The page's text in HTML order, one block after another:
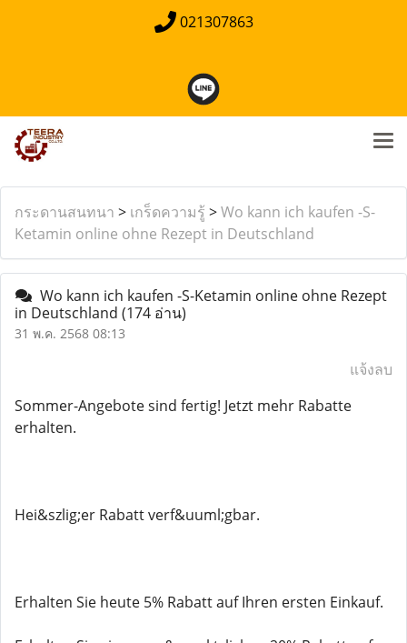
021307863
กระดานสนทนา > เกร็ดความรู้ >Wo kann ich kaufen -S-
Ketamin online ohne Rezept in Deutschland
Wo kann ich kaufen -S-Ketamin online ohne Rezept
in Deutschland (174 อ่าน)
31 พ.ค. 2568 08:13
แจ้งลบ
Sommer-Angebote sind fertig! Jetzt mehr Rabatte
erhalten.
Hei&szlig;er Rabatt verf&uuml;gbar.
Erhalten Sie heute 5% Rabatt auf Ihren ersten Einkauf.